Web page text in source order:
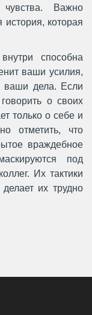
Важно
которая
способна
ваши усилия,
ваши дела. Если
о своих
только о себе и
отметить, что
враждебное
под
Их тактики
их трудно